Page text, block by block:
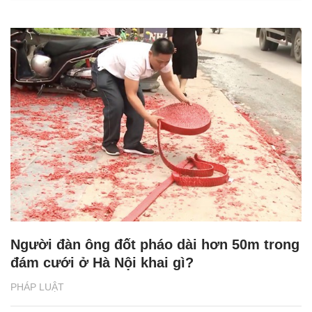
PHÁP LUẬT
Người đàn ông đốt pháo dài hơn 50m trong
đám cưới ở Hà Nội khai gì?